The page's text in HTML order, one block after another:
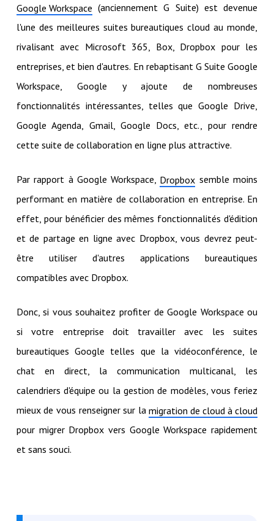
Google Workspace (anciennement G Suite) est devenue
l'une des meilleures suites bureautiques cloud au monde,
rivalisant avec Microsoft 365, Box, Dropbox pour les
entreprises, et bien d'autres. En rebaptisant G Suite Google
Workspace, Google y ajoute de nombreuses
fonctionnalités intéressantes, telles que Google Drive,
Google Agenda, Gmail, Google Docs, etc., pour rendre
cette suite de collaboration en ligne plus attractive.
Par rapport à Google Workspace, Dropbox semble moins
performant en matière de collaboration en entreprise. En
effet, pour bénéficier des mêmes fonctionnalités d'édition
et de partage en ligne avec Dropbox, vous devrez peut-
être utiliser d'autres applications bureautiques
compatibles avec Dropbox.
Donc, si vous souhaitez profiter de Google Workspace ou
si votre entreprise doit travailler avec les suites
bureautiques Google telles que la vidéoconférence, le
chat en direct, la communication multicanal, les
calendriers d'équipe ou la gestion de modèles, vous feriez
mieux de vous renseigner sur lamigration de cloud à cloud
pour migrer Dropbox vers Google Workspace rapidement
et sans souci.